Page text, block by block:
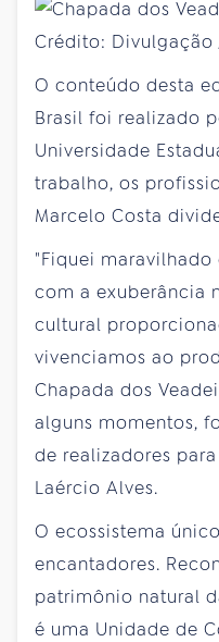
O conteúdo desta
Brasil foi realizado
Universidade
trabalho, os
Marcelo Costa
"Fiquei maravilhado
com a exuberância
cultural
vivenciamos ao
Chapada dos
alguns momentos,
de realizadores
Laércio Alves.
O ecossistema
encantadores.
patrimônio natural
é uma Unidade de